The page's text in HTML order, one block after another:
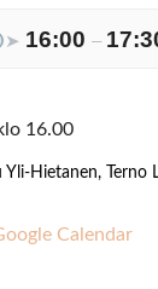
➤ 16:00 –
16.00
Yli-Hietanen, Terno
Calendar